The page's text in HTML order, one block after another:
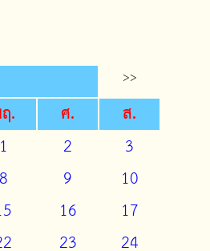
>>
. ศ. ส.
1 2
3
8 9
10
16
17
23
24